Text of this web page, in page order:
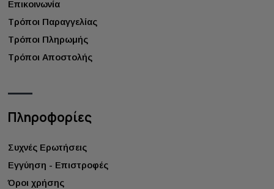
Επικοινωνία
Τρόποι Παραγγελίας
Τρόποι Πληρωμής
Τρόποι Αποστολής
Πληροφορίες
Συχνές Ερωτήσεις
Εγγύηση - Επιστροφές
Όροι χρήσης